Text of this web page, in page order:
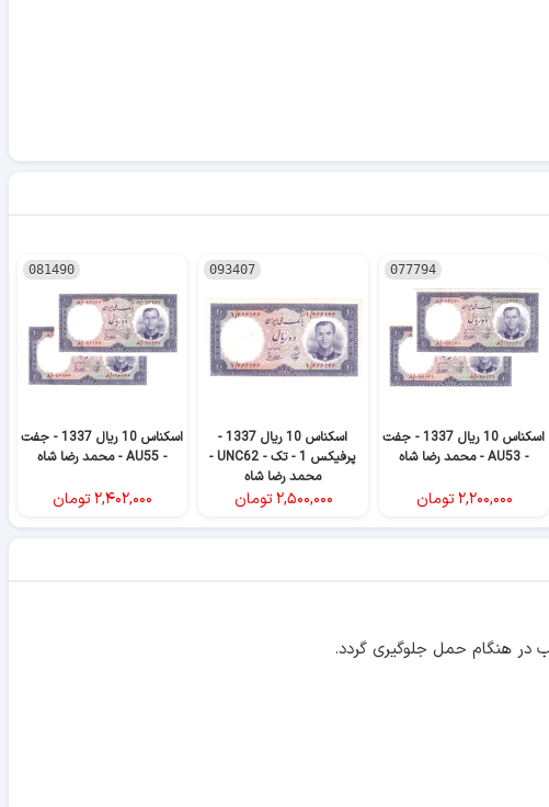
077794
اسکناس 10 ریال 1337 - جفت
- AU53 - محمد رضا شاه
۲,۲۰۰,۰۰۰تومان
093407
اسکناس 10 ریال 1337 -
پرفیکس 1 - تک - UNC62 -
محمد رضا شاه
۲,۵۰۰,۰۰۰تومان
081490
اسکناس 10 ریال 1337 - جفت
- AU55 - محمد رضا شاه
۲,۴۰۲,۰۰۰تومان
در هنگام حمل جلوگیری گردد.